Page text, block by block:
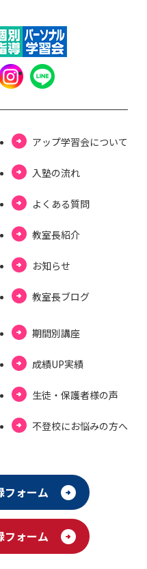
アップ学習会について
⼊塾の流れ
よくある質問
教室長紹介
お知らせ
教室⻑ブログ
期間別講座
成績UP実績
⽣徒・保護者様の声
不登校にお悩みの⽅へ
フォーム
フォーム